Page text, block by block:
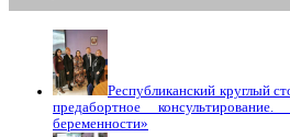
Республиканский круглый
предабортное
беременности»